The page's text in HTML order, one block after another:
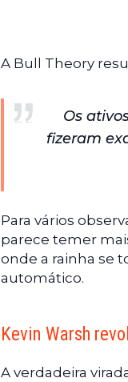
A Bull Theory
Os
fizeram
Para vários
parece temer
onde a rainha se
automático.
Kevin Warsh
A verdadeira